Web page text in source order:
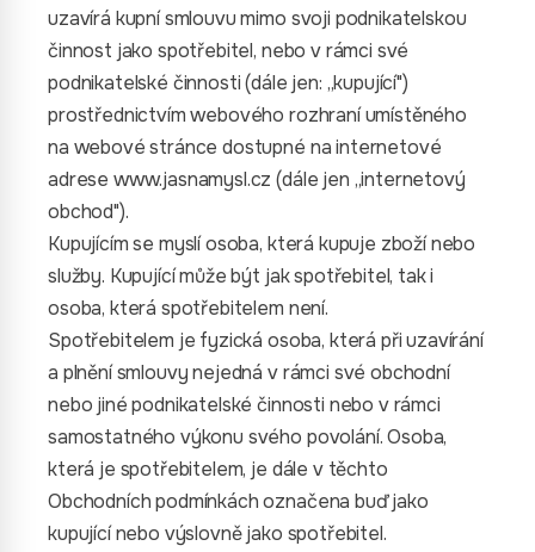
uzavírá kupní smlouvu mimo svoji podnikatelskou
činnost jako spotřebitel, nebo v rámci své
podnikatelské činnosti (dále jen: „kupující")
prostřednictvím webového rozhraní umístěného
na webové stránce dostupné na internetové
adrese www.jasnamysl.cz (dále jen „internetový
obchod").
Kupujícím se myslí osoba, která kupuje zboží nebo
služby. Kupující může být jak spotřebitel, tak i
osoba, která spotřebitelem není.
Spotřebitelem je fyzická osoba, která při uzavírání
a plnění smlouvy nejedná v rámci své obchodní
nebo jiné podnikatelské činnosti nebo v rámci
samostatného výkonu svého povolání. Osoba,
která je spotřebitelem, je dále v těchto
Obchodních podmínkách označena buď jako
kupující nebo výslovně jako spotřebitel.